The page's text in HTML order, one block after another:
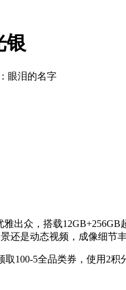
银
眼泪的名字
出众，搭载
还是动态视频，成像细节
100-5全品类券，使用2